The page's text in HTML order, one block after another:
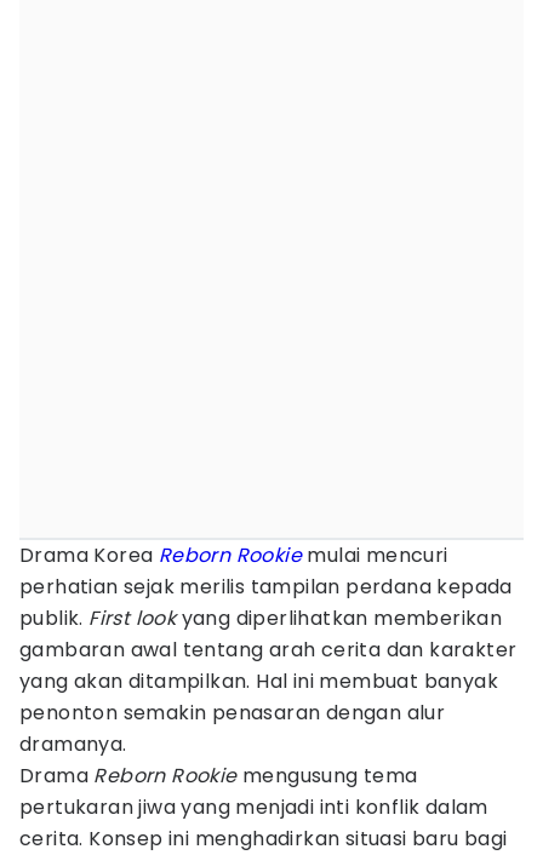
Drama Korea Reborn Rookie mulai mencuri
perhatian sejak merilis tampilan perdana kepada
publik. First lookyang diperlihatkan memberikan
gambaran awal tentang arah cerita dan karakter
yang akan ditampilkan. Hal ini membuat banyak
penonton semakin penasaran dengan alur
dramanya.
Drama Reborn Rookie mengusung tema
pertukaran jiwa yang menjadi inti konflik dalam
cerita. Konsep ini menghadirkan situasi baru bagi